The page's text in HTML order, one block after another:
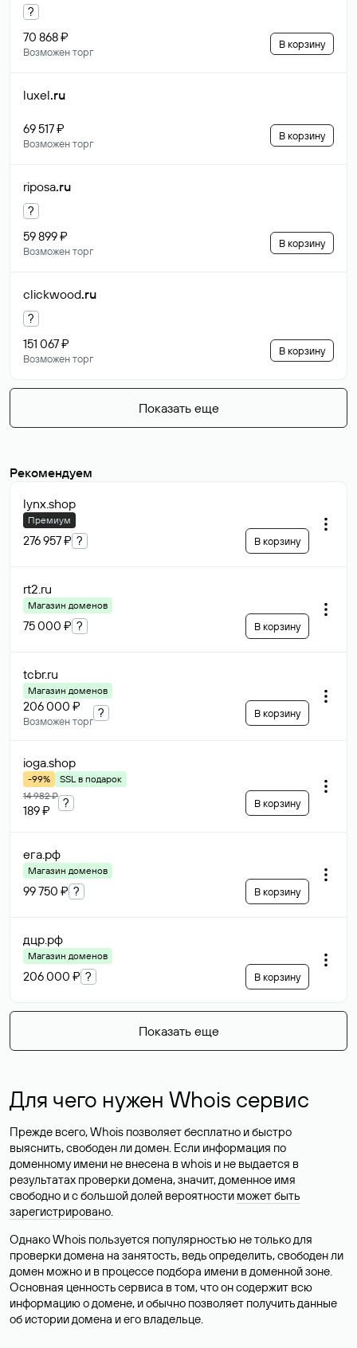
?
70 868 ₽
Возможен торг
В корзину
luxel.ru
69 517 ₽
Возможен торг
В корзину
riposa.ru
?
59 899 ₽
Возможен торг
В корзину
clickwood.ru
?
151 067 ₽
Возможен торг
В корзину
Показать еще
Рекомендуем
lynx.shop
Премиум
276 957 ₽ ? В корзину
rt2.ru
Магазин доменов
75 000 ₽ ? В корзину
tcbr.ru
Магазин доменов
206 000 ₽
Возможен торг
? В корзину
ioga.shop
-99%
SSL в подарок
14 982 ₽
189 ₽
? В корзину
ега.рф
Магазин доменов
99 750 ₽ ? В корзину
дцр.рф
Магазин доменов
206 000 ₽ ? В корзину
Показать еще
Для чего нужен Whois сервис
Прежде всего, Whois позволяет бесплатно и быстро
выяснить, свободен ли домен. Если информация по
доменному имени не внесена в whois и не выдается в
результатах проверки домена, значит, доменное имя
свободно и с большой долей вероятности может быть
зарегистрировано.
Однако Whois пользуется популярностью не только для
проверки домена на занятость, ведь определить, свободен ли
домен можно и в процессе подбора имени в доменной зоне.
Основная ценность сервиса в том, что он содержит всю
информацию о домене, и обычно позволяет получить данные
об истории домена и его владельце.